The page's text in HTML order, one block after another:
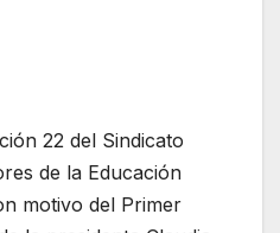
22 del Sindicato
de la Educación
motivo del Primer